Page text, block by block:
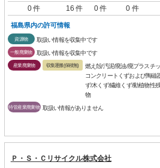
0 件
16 件 0 件 0 件
福島県内の許可情報
資源物 取扱い情報を収集中です
一般廃棄物 取扱い情報を収集中です
産業廃棄物 収集運搬(保積無)
燃え殻/汚泥/廃油/廃プラスチ
コンクリートくずおよび陶磁
ず/木くず/繊維くず/動植物性
物
特管産業廃棄物 取扱い情報がありません
Ｐ・Ｓ・Ｃリサイクル株式会社